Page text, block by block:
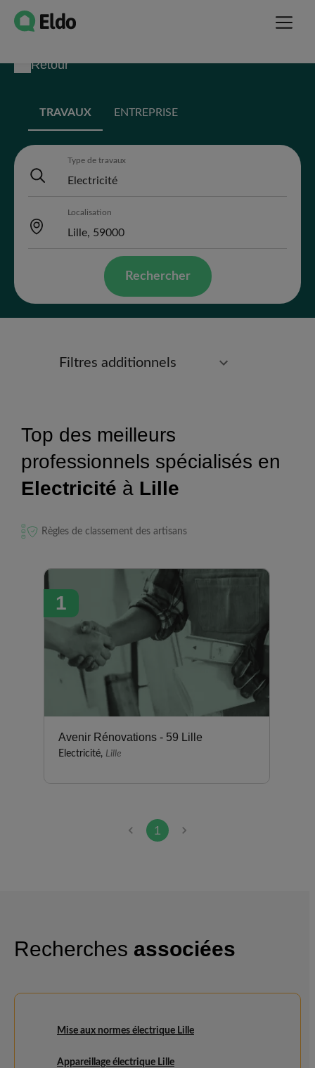
Retour
TRAVAUX ENTREPRISE
Type de travaux
Localisation
Rechercher
Filtres additionnels
Top des meilleurs
professionnels spécialisés en
Electricité à Lille
Règles de classement des artisans
1
Avenir Rénovations - 59 Lille
Electricité, Lille
1
Recherches associées
Mise aux normes électrique Lille
Appareillage électrique Lille